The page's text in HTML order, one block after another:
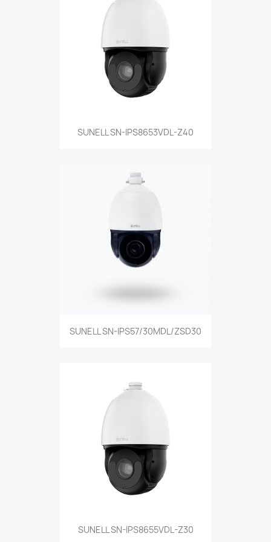
SUNELL SN-IPS8653VDL-Z40
SUNELL SN-IPS57/30MDL/ZSD30
SUNELL SN-IPS8655VDL-Z30